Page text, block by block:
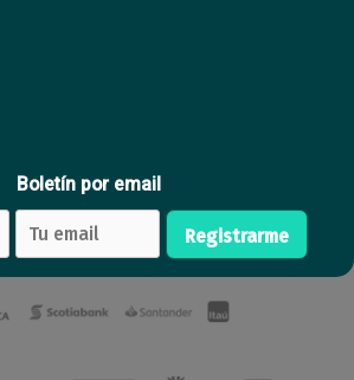
Boletín por email
Registrarme